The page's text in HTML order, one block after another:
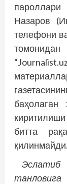
Назаров
телефони
томонидан
битта
қилинмайди.
Эслатиб